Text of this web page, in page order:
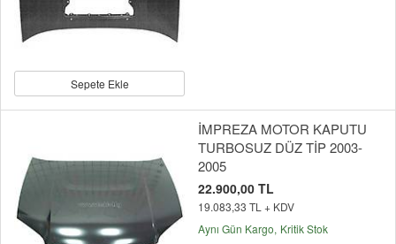
Sepete Ekle
İMPREZA MOTOR KAPUTU
TURBOSUZ DÜZ TİP 2003-
2005
22.900,00 TL
19.083,33 TL + KDV
Aynı Gün Kargo Kritik Stok